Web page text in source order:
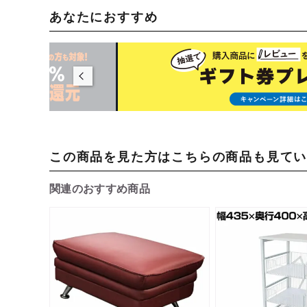
あなたにおすすめ
この商品を見た方はこちらの商品も見て
関連のおすすめ商品